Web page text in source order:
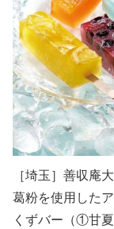
［埼玉］善収庵
葛粉を使用したア
くずバー（①甘